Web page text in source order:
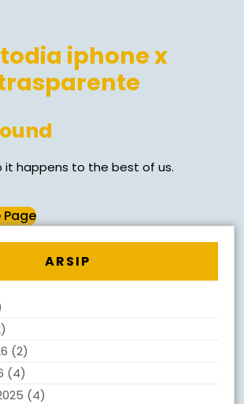
iphone x
it happens to the best of us.
ARSIP
(2)
(4)
(4)